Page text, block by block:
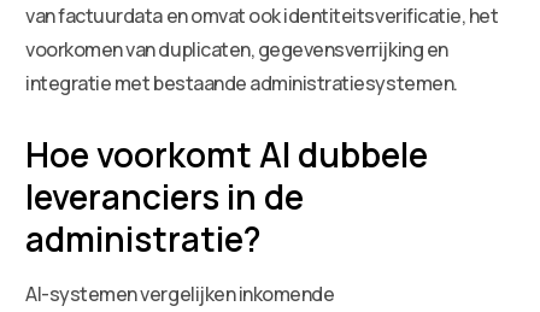
van factuurdata en omvat ook identiteitsverificatie, het
voorkomen van duplicaten, gegevensverrijking en
integratie met bestaande administratiesystemen.
Hoe voorkomt AI dubbele
leveranciers in de
administratie?
AI-systemen vergelijken inkomende